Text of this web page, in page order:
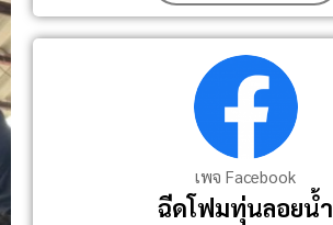
เพจ Facebook
ฉีดโฟมทุ่นลอยน้ำ